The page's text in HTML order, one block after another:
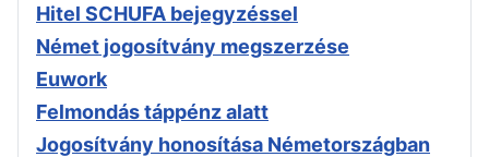
Hitel SCHUFA bejegyzéssel
Német jogosítvány megszerzése
Euwork
Felmondás táppénz alatt
Jogosítvány honosítása Németországban